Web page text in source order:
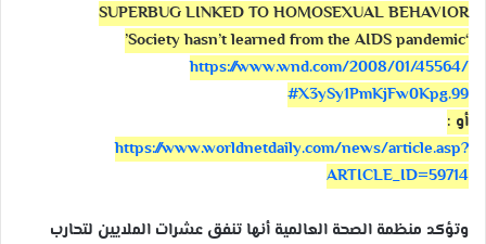
SUPERBUG LINKED TO HOMOSEXUAL BEHAVIOR
‘Society hasn’t learned from the AIDS pandemic’
https://www.wnd.com/2008/01/45564/
#X3ySy1PmKjFw0Kpg.99
أو :
https://www.worldnetdaily.com/news/article.asp?
ARTICLE_ID=59714
وتؤكد منظمة الصحة العالمية أنها تنفق عشرات الملايين لتحارب